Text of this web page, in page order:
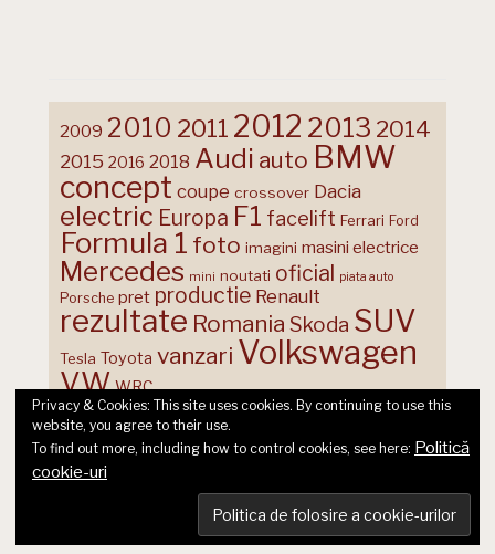
2009 2010 2011 2012 2013 2014
2015 2016 2018 Audi auto BMW
concept coupe crossover Dacia
electric Europa F1 facelift Ferrari Ford
Formula 1 foto imagini masini electrice
Mercedes mini noutati oficial piata auto
Porsche pret productie Renault
rezultate Romania Skoda SUV
Tesla Toyota vanzari Volkswagen
VW WRC
© 2026 Ecart Media SRL | made by Nina Cocea &infin
Privacy & Cookies: This site uses cookies. By continuing to use this
website, you agree to their use.
To find out more, including how to control cookies, see here: Politică
cookie-uri